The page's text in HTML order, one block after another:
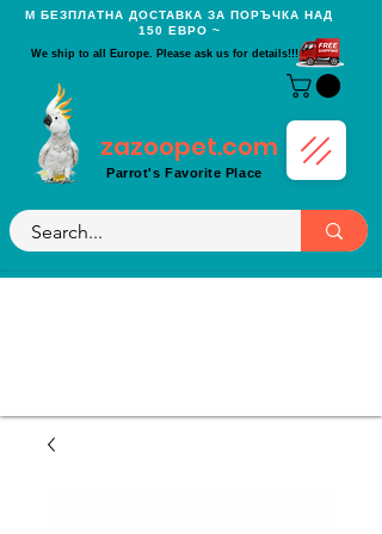
Μ БЕЗПЛАТНА ДОСТАВКА ЗА ПОРЪЧКА НАД
150 ЕВРО ~
We ship to all Europe. Please ask us for details!!!
zazoopet.com
Parrot's Favorite Place